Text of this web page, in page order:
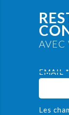
AVEC
EMAIL *
Les